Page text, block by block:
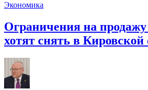
Экономика
Ограничения на продажу
хотят снять в Кировской